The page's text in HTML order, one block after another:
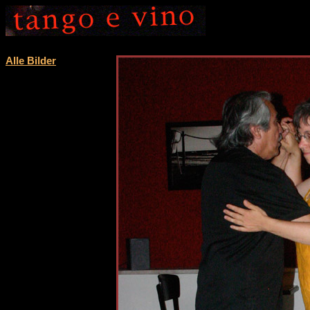
Alle Bilder